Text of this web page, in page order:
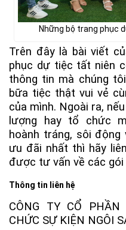
Những bộ trang phục
Trên đây là bài viết
phục dự tiệc tất niên
thông tin mà chúng
bữa tiệc thật vui vẻ
của mình. Ngoài ra,
lượng hay tổ chức
hoành tráng, sôi
ưu đãi nhất thì hãy
được tư vấn về các
Thông tin liên hệ
CÔNG TY CỔ PHẦN
CHỨC SỰ KIỆN NGÔI